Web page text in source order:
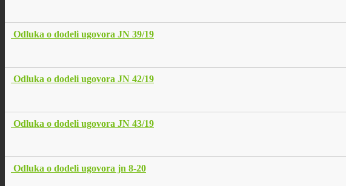
Odluka o dodeli ugovora JN 39/19
Odluka o dodeli ugovora JN 42/19
Odluka o dodeli ugovora JN 43/19
Odluka o dodeli ugovora jn 8-20